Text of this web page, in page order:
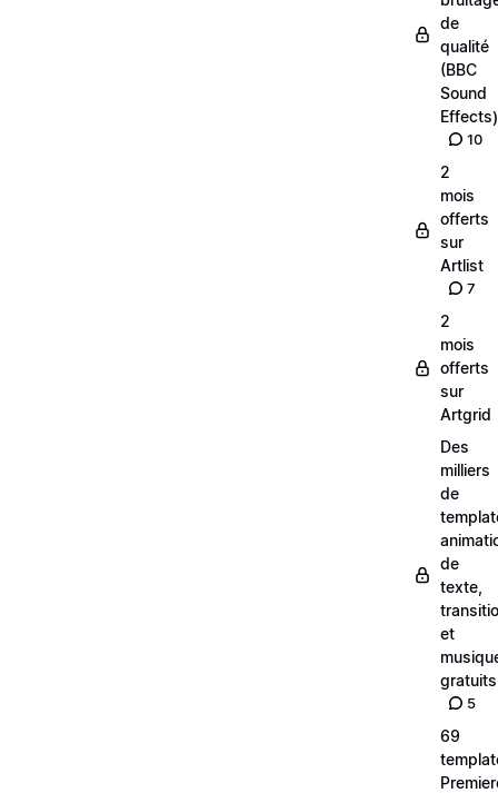
de
qualité
(BBC
Sound
Effects)
10
2
mois
offerts
sur
Artlist
7
2
mois
offerts
sur
Artgrid
Des
milliers
de
de
texte,
et
gratuits
5
69